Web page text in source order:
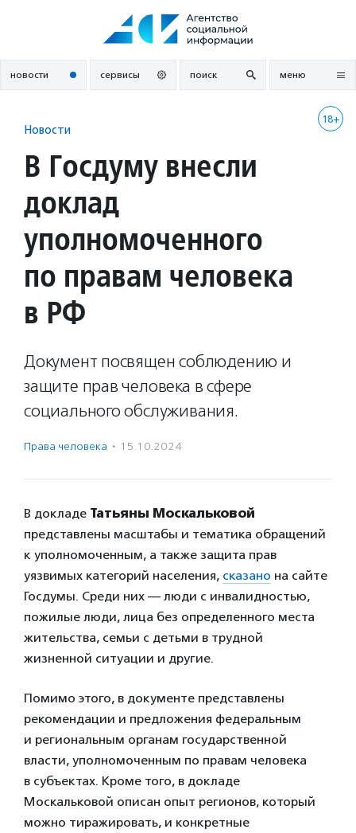
новости сервисы поиск меню
18+
Новости
В Госдуму внесли
доклад
уполномоченного
по правам человека
в РФ
Документ посвящен соблюдению и
защите прав человека в сфере
социального обслуживания.
Права человека · 15.10.2024
В докладе Татьяны Москальковой
представлены масштабы и тематика обращений
к уполномоченным, а также защита прав
уязвимых категорий населения, сказано на сайте
Госдумы. Среди них — люди с инвалидностью,
пожилые люди, лица без определенного места
жительства, семьи с детьми в трудной
жизненной ситуации и другие.
Помимо этого, в документе представлены
рекомендации и предложения федеральным
и региональным органам государственной
власти, уполномоченным по правам человека
в субъектах. Кроме того, в докладе
Москальковой описан опыт регионов, который
можно тиражировать, и конкретные